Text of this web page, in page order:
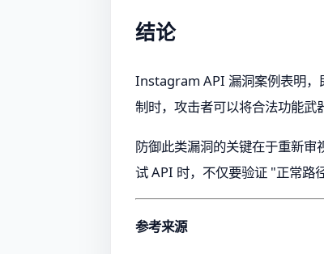
结论
Instagram API 漏洞案例表明，
制时，攻击者可以将合法功能武
防御此类漏洞的关键在于重新
试 API 时，不仅要验证 "正常路
参考来源